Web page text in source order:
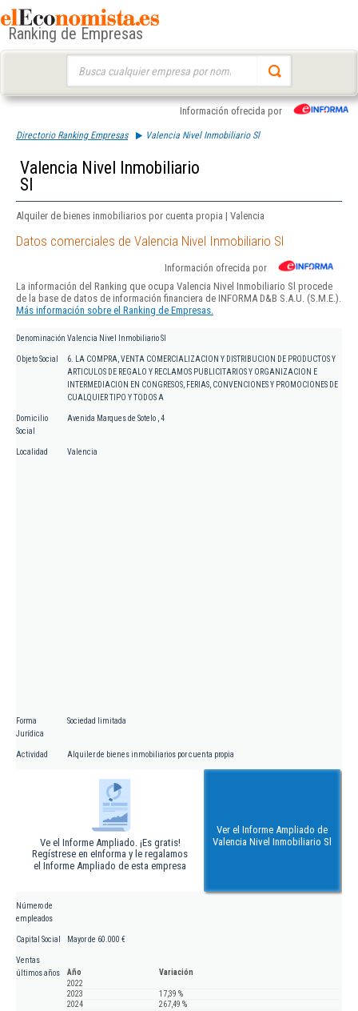
Ranking de Empresas
Información ofrecida por
Directorio Ranking Empresas Valencia Nivel Inmobiliario Sl
Valencia Nivel Inmobiliario
Sl
Alquiler de bienes inmobiliarios por cuenta propia | Valencia
Datos comerciales de Valencia Nivel Inmobiliario Sl
Información ofrecida por
La información del Ranking que ocupa Valencia Nivel Inmobiliario Sl procede
de la base de datos de información financiera de INFORMA D&B S.A.U. (S.M.E.).
Más información sobre el Ranking de Empresas.
Denominación Valencia Nivel Inmobiliario Sl
Objeto Social
6. LA COMPRA, VENTA COMERCIALIZACION Y DISTRIBUCION DE PRODUCTOS Y
ARTICULOS DE REGALO Y RECLAMOS PUBLICITARIOS Y ORGANIZACION E
INTERMEDIACION EN CONGRESOS, FERIAS, CONVENCIONES Y PROMOCIONES DE
CUALQUIER TIPO Y TODOS A
Domicilio
Social
Avenida Marques de Sotelo , 4
Localidad Valencia
Forma
Jurídica
Sociedad limitada
Actividad Alquiler de bienes inmobiliarios por cuenta propia
Ve el Informe Ampliado. ¡Es gratis!
Regístrese en eInforma y le regalamos
el Informe Ampliado de esta empresa
Ver el Informe Ampliado de
Valencia Nivel Inmobiliario Sl
Número de
empleados
Capital Social Mayor de 60.000 €
Ventas
últimos años
Año
Variación
2022
2023
17,39 %
2024
267,49 %